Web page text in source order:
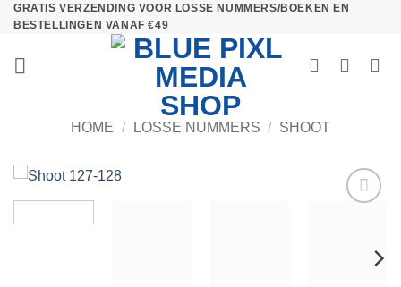
Ga
naar
inhoud
GRATIS VERZENDING VOOR LOSSE NUMMERS/BOEKEN EN
BESTELLINGEN VANAF €49
HOME / LOSSE NUMMERS / SHOOT
verlanglijst